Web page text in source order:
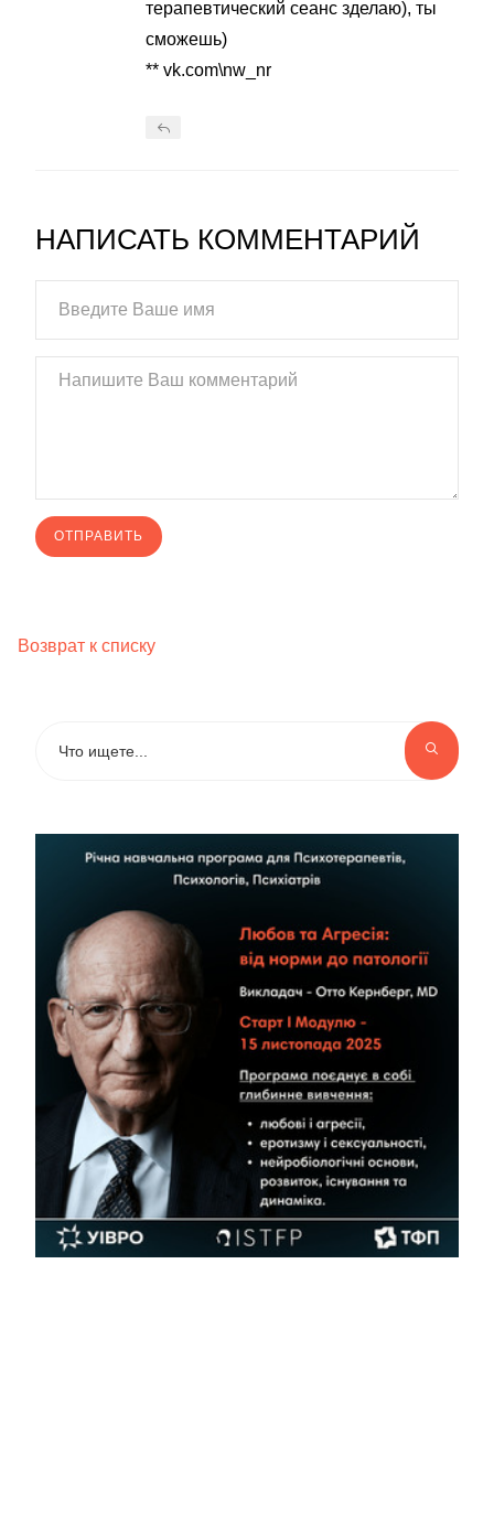
терапевтический сеанс зделаю), ты
сможешь)
** vk.com\nw_nr
НАПИСАТЬ КОММЕНТАРИЙ
Возврат к списку